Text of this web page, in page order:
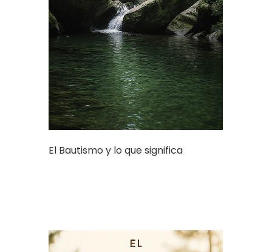
El Bautismo y lo que significa